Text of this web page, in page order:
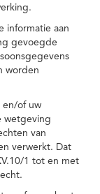
informatie aan
gevoegde
worden
en/of uw
wetgeving
van
verwerkt. Dat
1 tot en met